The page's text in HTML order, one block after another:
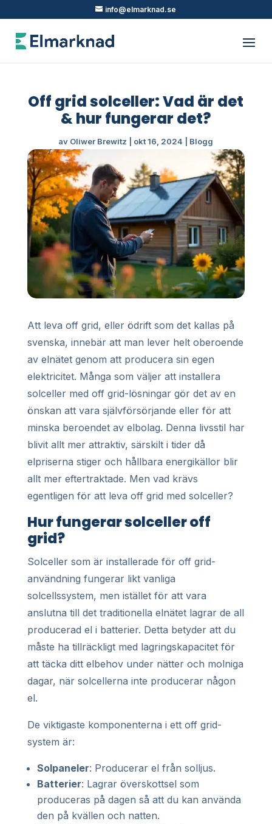
info@elmarknad.se
Off grid solceller: Vad är det
& hur fungerar det?
av Oliwer Brewitz okt 16, 2024 Blogg
Att leva off grid, eller ödrift som det kallas på
svenska, innebär att man lever helt oberoende
av elnätet genom att producera sin egen
elektricitet. Många som väljer att installera
solceller med off grid-lösningar gör det av en
önskan att vara självförsörjande eller för att
minska beroendet av elbolag. Denna livsstil har
blivit allt mer attraktiv, särskilt i tider då
elpriserna stiger och hållbara energikällor blir
allt mer eftertraktade. Men vad krävs
egentligen för att leva off grid med solceller?
Hur fungerar solceller off
grid?
Solceller som är installerade för off grid-
användning fungerar likt vanliga
solcellssystem, men istället för att vara
anslutna till det traditionella elnätet lagrar de all
producerad el i batterier. Detta betyder att du
måste ha tillräckligt med lagringskapacitet för
att täcka ditt elbehov under nätter och molniga
dagar, när solcellerna inte producerar någon
el.
De viktigaste komponenterna i ett off grid-
system är:
Solpaneler: Producerar el från solljus.
Batterier: Lagrar överskottsel som
produceras på dagen så att du kan använda
den på kvällen och natten.